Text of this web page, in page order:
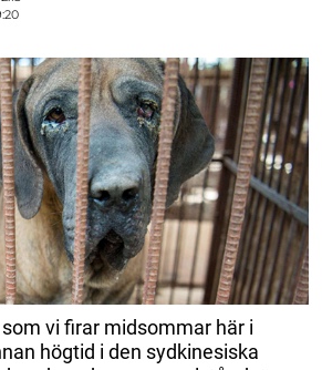
vi firar midsommar här i
högtid i den sydkinesiska